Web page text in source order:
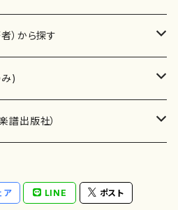
）から探す
)
奏家
ン等）演奏家
譜出版社）
ア LINE ポスト